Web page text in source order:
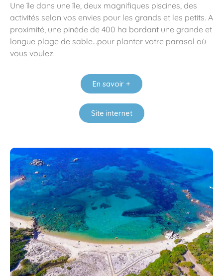
Une île dans une île, deux magnifiques piscines, des
activités selon vos envies pour les grands et les petits. A
proximité, une pinède de 400 ha bordant une grande et
longue plage de sable…pour planter votre parasol où
vous voulez.
En savoir +
Site internet